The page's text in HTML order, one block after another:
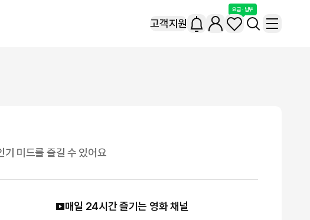
고객지원
요금 · 납부
기 미드를 즐길 수 있어요
매일 24시간 즐기는 영화 채널